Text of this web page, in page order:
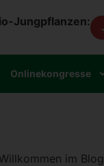
Jungpflanzen:
Online­kon­gres­se
Will­kom­men im